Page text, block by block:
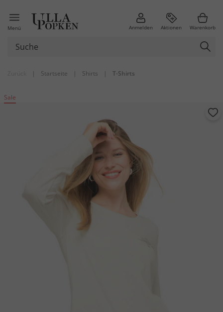
Menü Anmelden Aktionen Warenkorb
| Startseite | Shirts | T-Shirts
Sale